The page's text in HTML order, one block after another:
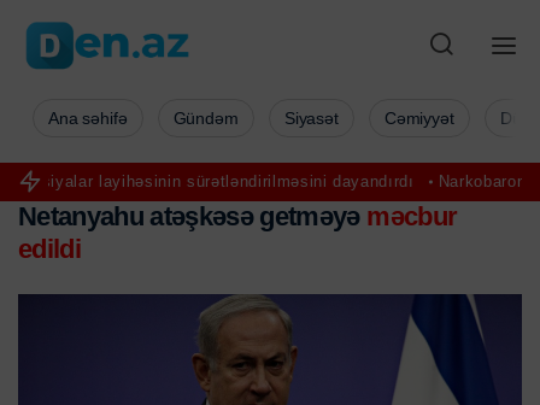
layihəsinin sürətləndirilməsini dayandırdı Narkobaronla əlbir
Ana səhifə Gündəm Siyasət Cəmiyyət
Netanyahu atəşkəsə getməyə məcbur
edildi